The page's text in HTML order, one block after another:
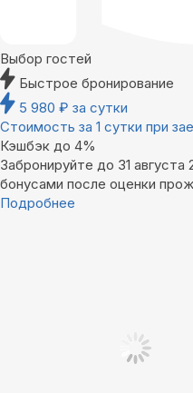
Выбор гостей
Быстрое бронирование
5 980 ₽ за сутки
Стоимость за 1 сутки при
Кэшбэк до 4%
Забронируйте до 31
бонусами после оценки
Подробнее